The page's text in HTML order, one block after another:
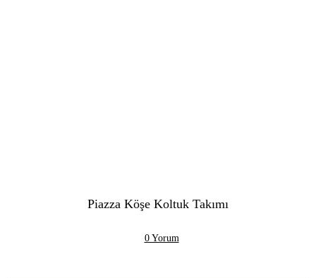
Piazza Köşe Koltuk Takımı
0 Yorum